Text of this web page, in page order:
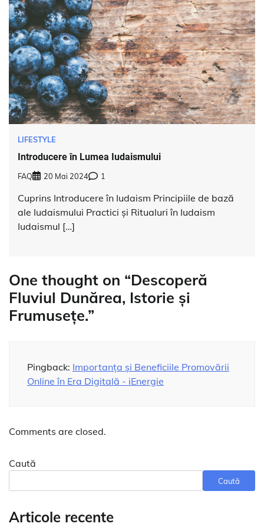
LIFESTYLE
Introducere în Lumea Iudaismului
FAQ 20 Mai 2024 1
Cuprins Introducere în Iudaism Principiile de bază
ale Iudaismului Practici și Ritualuri în Iudaism
Iudaismul […]
One thought on “Descoperă
Fluviul Dunărea, Istorie și
Frumusețe.”
Pingback: Importanța și Beneficiile Promovării
Online în Era Digitală - iEnergie
Comments are closed.
Caută
Caută
Articole recente